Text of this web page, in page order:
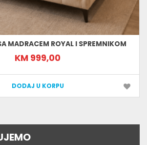
MADRACEM ROYAL I SPREMNIKOM
KM 999,00
DODAJ U KORPU